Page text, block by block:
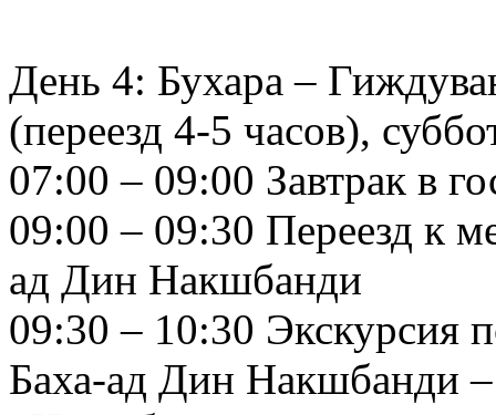
День 4: Бухара –
(переезд 4-5 часов),
07:00 – 09:00 Завтрак в
09:00 – 09:30 Переезд к
ад Дин Накшбанди
09:30 – 10:30 Экскурсия
Баха-ад Дин Накшбанди –